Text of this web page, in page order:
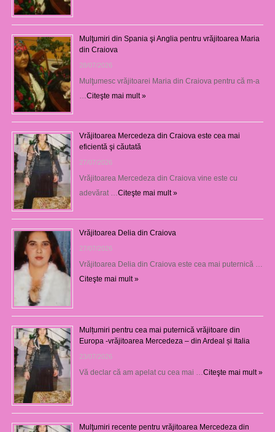
Mulţumiri din Spania şi Anglia pentru vrăjitoarea Maria
din Craiova
28/07/2026
Mulţumesc vrăjitoarei Maria din Craiova pentru că m-a
Citeşte mai mult »
Vrăjitoarea Mercedeza din Craiova este cea mai
eficientă şi căutată
27/07/2026
Vrăjitoarea Mercedeza din Craiova vine este cu
adevărat … Citeşte mai mult »
Vrăjitoarea Delia din Craiova
27/07/2026
Vrăjitoarea Delia din Craiova este cea mai puternică …
Citeşte mai mult »
Mulțumiri pentru cea mai puternică vrăjitoare din
Europa -vrăjitoarea Mercedeza – din Ardeal și Italia
23/07/2026
Vă declar că am apelat cu cea mai … Citeşte mai mult »
Mulţumiri recente pentru vrăjitoarea Mercedeza din